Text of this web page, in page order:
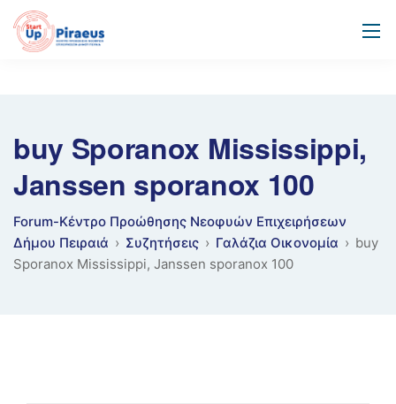
buy Sporanox Mississippi,
Janssen sporanox 100
Forum-Κέντρο Προώθησης Νεοφυών Επιχειρήσεων
Δήμου Πειραιά › Συζητήσεις › Γαλάζια Οικονομία › buy
Sporanox Mississippi, Janssen sporanox 100